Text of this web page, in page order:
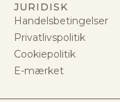
JURIDISK
Handelsbetingelser
Privatlivspolitik
Cookiepolitik
E-mærket